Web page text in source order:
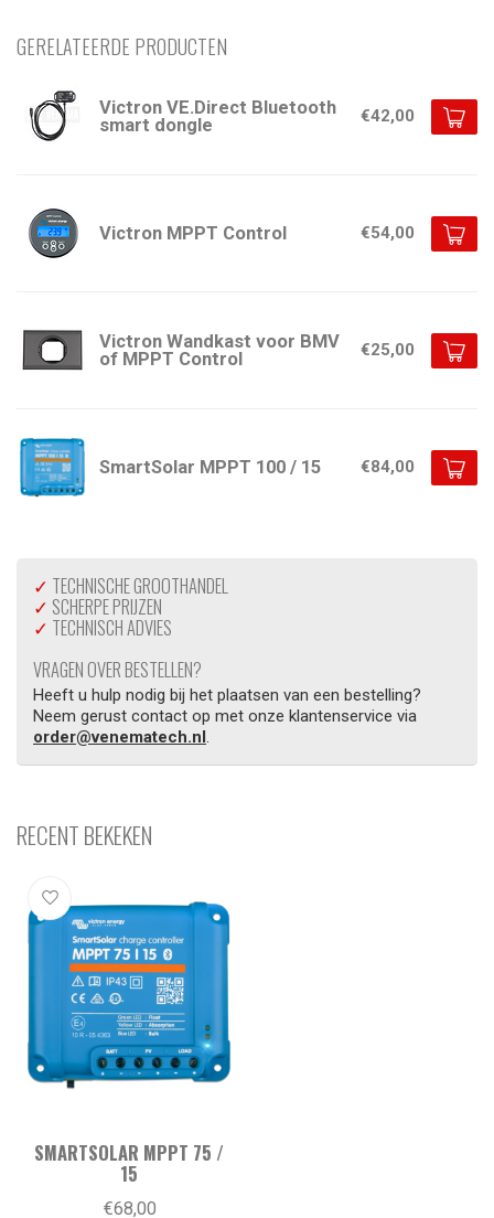
GERELATEERDE PRODUCTEN
Victron VE.Direct Bluetooth
smart dongle
€42,00
Victron MPPT Control €54,00
Victron Wandkast voor BMV
of MPPT Control
€25,00
SmartSolar MPPT 100 / 15 €84,00
✓ TECHNISCHE GROOTHANDEL
✓ SCHERPE PRIJZEN
✓ TECHNISCH ADVIES
VRAGEN OVER BESTELLEN?
Heeft u hulp nodig bij het plaatsen van een bestelling?
Neem gerust contact op met onze klantenservice via
order@venematech.nl.
RECENT BEKEKEN
SMARTSOLAR MPPT 75 /
15
€68,00